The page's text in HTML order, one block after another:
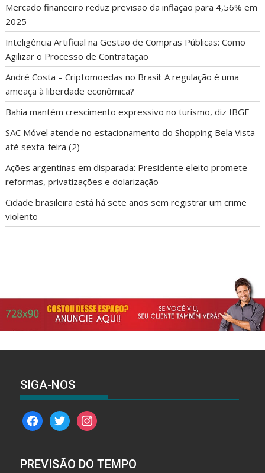
Mercado financeiro reduz previsão da inflação para 4,56% em
2025
Inteligência Artificial na Gestão de Compras Públicas: Como
Agilizar o Processo de Contratação
André Costa – Criptomoedas no Brasil: A regulação é uma
ameaça à liberdade econômica?
Bahia mantém crescimento expressivo no turismo, diz IBGE
SAC Móvel atende no estacionamento do Shopping Bela Vista
até sexta-feira (2)
Ações argentinas em disparada: Presidente eleito promete
reformas, privatizações e dolarização
Cidade brasileira está há sete anos sem registrar um crime
violento
SIGA-NOS
facebooktwitterinstagram
PREVISÃO DO TEMPO